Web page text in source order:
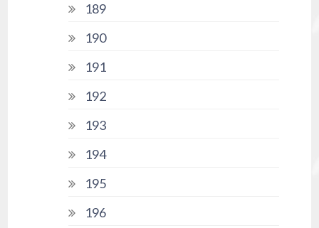
189
190
191
192
193
194
195
196